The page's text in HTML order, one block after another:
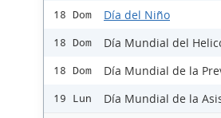
18 Dom Día del Niño
18 Dom Día Mundial del
18 Dom Día Mundial de la
19 Lun Día Mundial de la